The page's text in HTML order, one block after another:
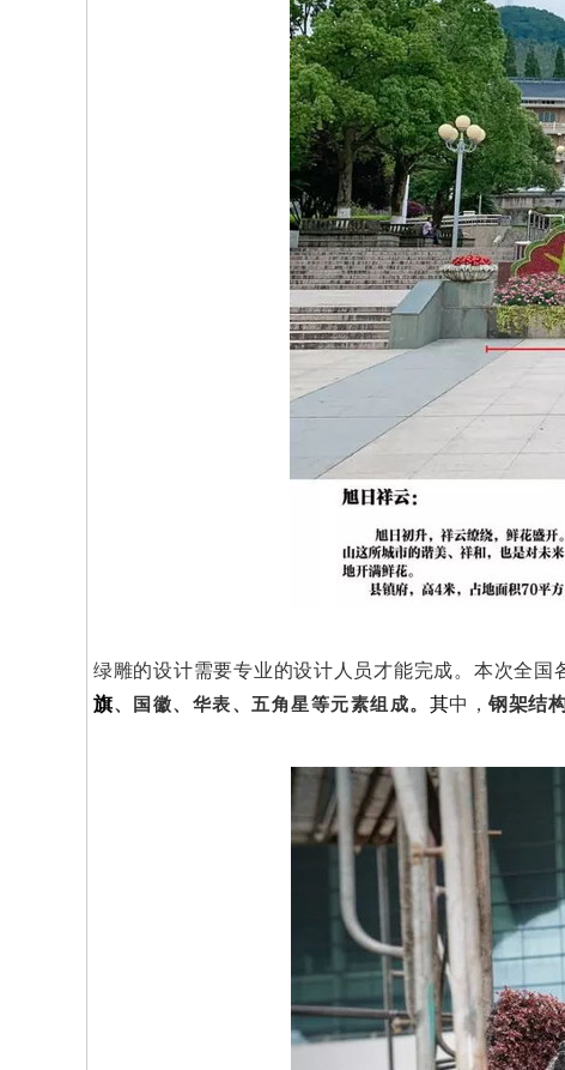
绿雕的设计需要专业的设计人员才能完成。本次全
旗、国徽、华表、五角星等元素组成。 其中，钢架结